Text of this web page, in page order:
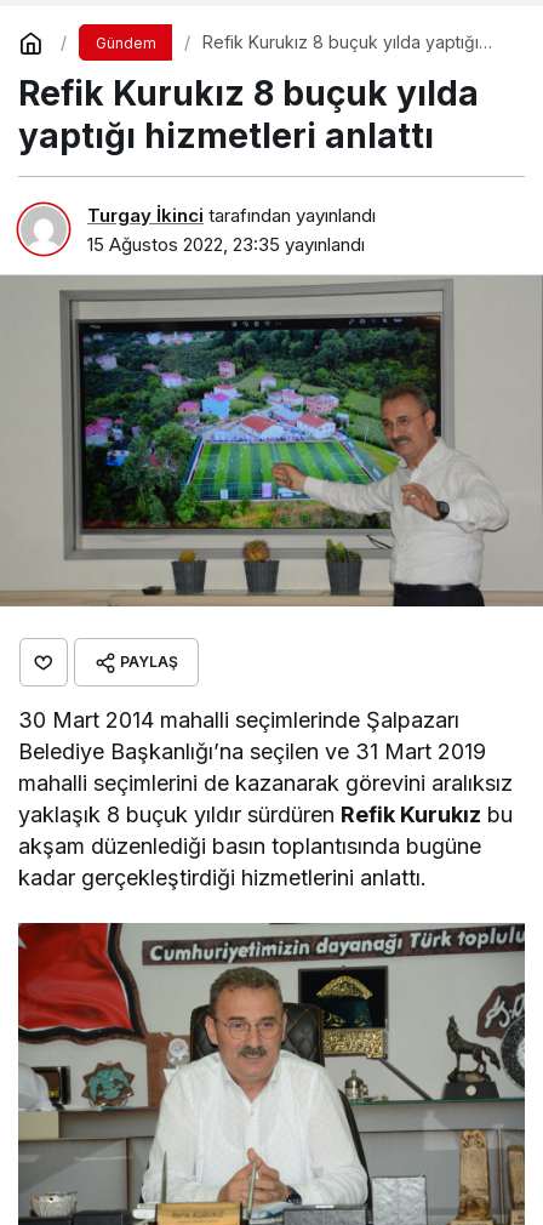
Gündem
Refik Kurukız 8 buçuk yılda yaptığı
Refik Kurukız 8 buçuk yılda
yaptığı hizmetleri anlattı
Turgay İkinci tarafından yayınlandı
15 Ağustos 2022, 23:35 yayınlandı
PAYLAŞ
30 Mart 2014 mahalli seçimlerinde Şalpazarı
Belediye Başkanlığı’na seçilen ve 31 Mart 2019
mahalli seçimlerini de kazanarak görevini aralıksız
yaklaşık 8 buçuk yıldır sürdüren Refik Kurukız bu
akşam düzenlediği basın toplantısında bugüne
kadar gerçekleştirdiği hizmetlerini anlattı.